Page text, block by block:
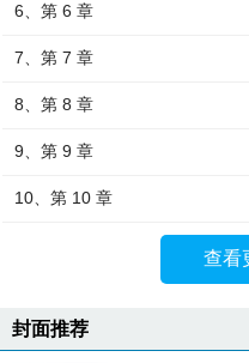
6、第 6 章
7、第 7 章
8、第 8 章
9、第 9 章
10、第 10 章
查看
封面推荐